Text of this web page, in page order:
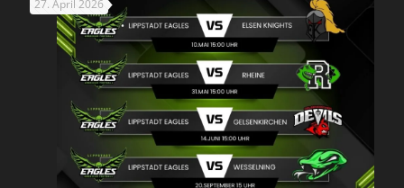
27. April 2026